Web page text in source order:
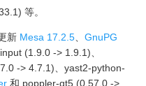
等。
新 Mesa 17.2.5、GnuPG
(1.9.0 -> 1.9.1)、
-> 4.7.1)、yast2-python-
和 poppler-qt5 (0.57.0 ->